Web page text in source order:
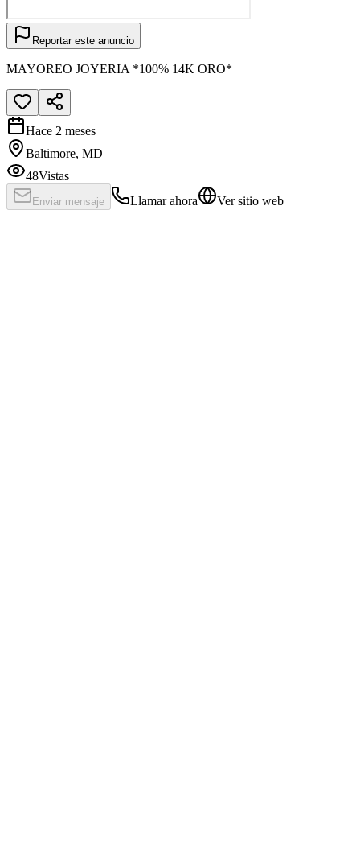
Reportar este anuncio
MAYOREO JOYERIA *100% 14K ORO*
Hace 2 meses
Baltimore, MD
48Vistas
Enviar mensaje Llamar ahora Ver sitio web